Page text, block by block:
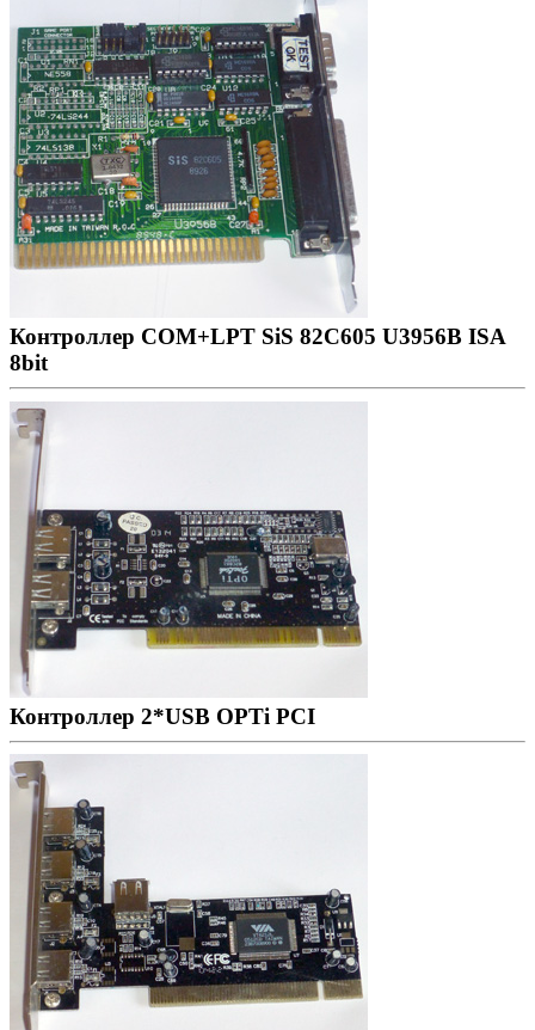
Контроллер COM+LPT SiS 82C605 U3956B ISA
8bit
Контроллер 2*USB OPTi PCI